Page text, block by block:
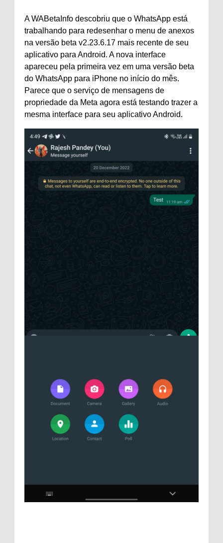
A WABetaInfo descobriu que o WhatsApp está
trabalhando para redesenhar o menu de anexos
na versão beta v2.23.6.17 mais recente de seu
aplicativo para Android. A nova interface
apareceu pela primeira vez em uma versão beta
do WhatsApp para iPhone no início do mês.
Parece que o serviço de mensagens de
propriedade da Meta agora está testando trazer a
mesma interface para seu aplicativo Android.